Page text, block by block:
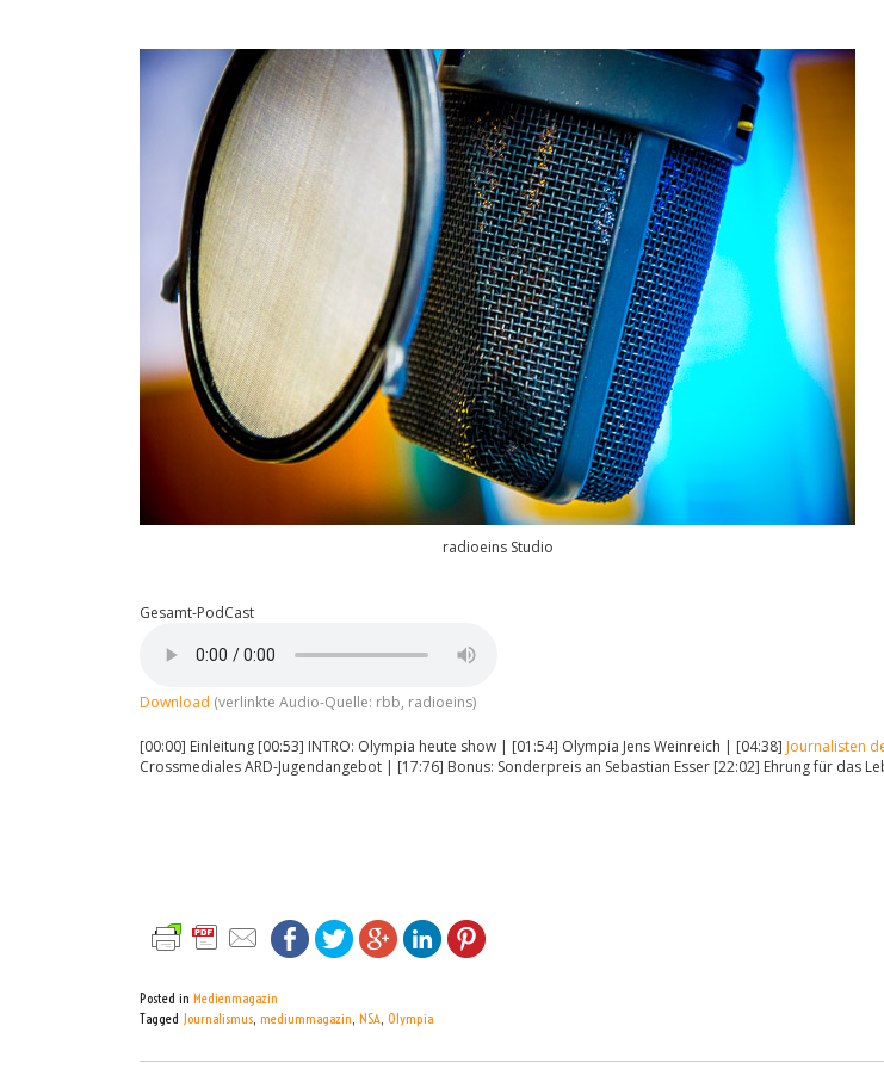
radioeins Studio
Gesamt-PodCast
Download (verlinkte Audio-Quelle: rbb, radioeins)
[00:00] Einleitung [00:53] INTRO: Olympia heute show | [01:54] Olympia Jens Weinreich | [04:38] Journalisten
Crossmediales ARD-Jugendangebot | [17:76] Bonus: Sonderpreis an Sebastian Esser [22:02] Ehrung für das
Posted in Medienmagazin
Tagged Journalismus mediummagazin NSA Olympia